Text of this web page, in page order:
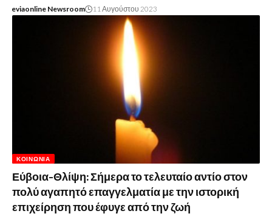
eviaonline Newsroom 11 Αυγούστου 2023
ΚΟΙΝΩΝΊΑ
Εύβοια-Θλίψη: Σήμερα το τελευταίο αντίο στον
πολύ αγαπητό επαγγελματία με την ιστορική
επιχείρηση που έφυγε από την ζωή